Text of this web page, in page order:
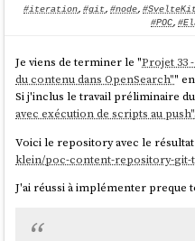
#iteration, #git, #node,
#POC,
Je viens de terminer le "Projet 33
du contenu dans OpenSearch""
Si j'inclus le travail préliminaire
avec exécution de scripts au push"
Voici le repository avec le
klein/poc-content-repository-git-
J'ai réussi à implémenter preque